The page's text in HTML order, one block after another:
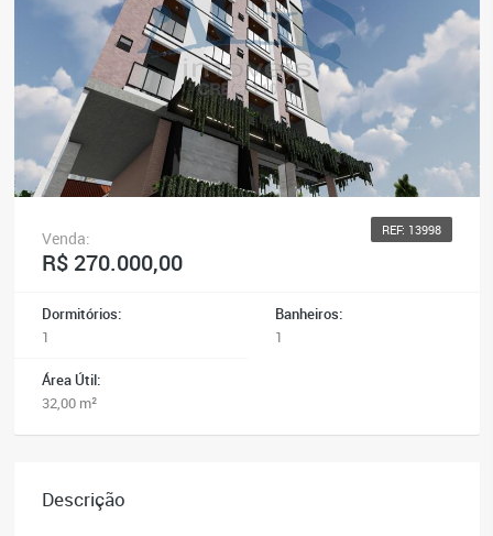
REF: 13998
Venda:
R$ 270.000,00
Dormitórios:
1
Banheiros:
1
Área Útil:
32,00 m²
Descrição